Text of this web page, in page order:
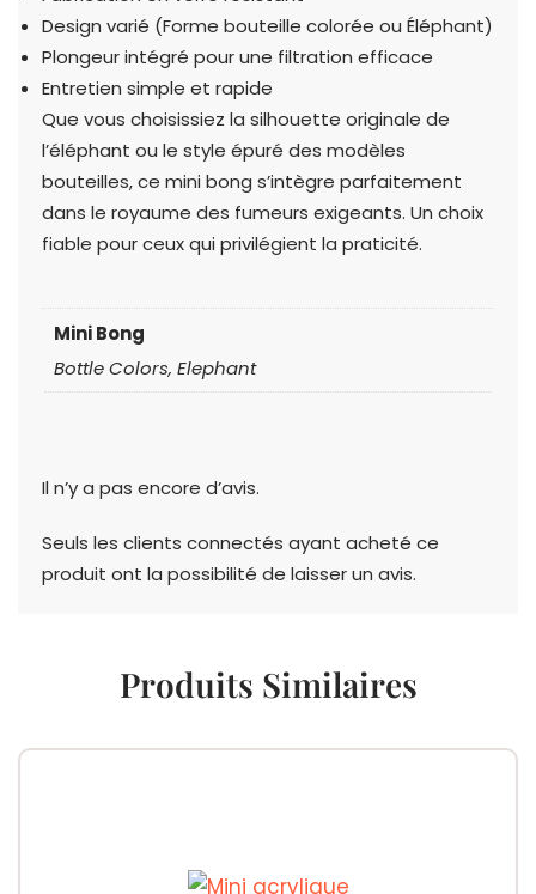
Design varié (Forme bouteille colorée ou Éléphant)
Plongeur intégré pour une filtration efficace
Entretien simple et rapide
Que vous choisissiez la silhouette originale de
l’éléphant ou le style épuré des modèles
bouteilles, ce mini bong s’intègre parfaitement
dans le royaume des fumeurs exigeants. Un choix
fiable pour ceux qui privilégient la praticité.
Mini Bong
Bottle Colors, Elephant
Il n’y a pas encore d’avis.
Seuls les clients connectés ayant acheté ce
produit ont la possibilité de laisser un avis.
Produits Similaires